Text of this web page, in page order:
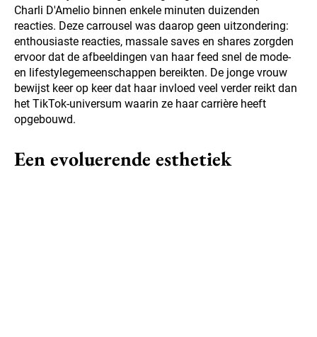
Charli D'Amelio binnen enkele minuten duizenden
reacties. Deze carrousel was daarop geen uitzondering:
enthousiaste reacties, massale saves en shares zorgden
ervoor dat de afbeeldingen van haar feed snel de mode-
en lifestylegemeenschappen bereikten. De jonge vrouw
bewijst keer op keer dat haar invloed veel verder reikt dan
het TikTok-universum waarin ze haar carrière heeft
opgebouwd.
Een evoluerende esthetiek